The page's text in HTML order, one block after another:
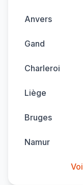
Anvers
Gand
Charleroi
Liège
Bruges
Namur